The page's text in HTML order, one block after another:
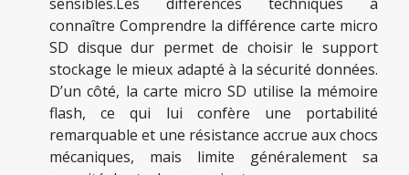
connaître Comprendre la différence carte micro
SD disque dur permet de choisir le support
stockage le mieux adapté à la sécurité données.
D’un côté, la carte micro SD utilise la mémoire
flash, ce qui lui confère une portabilité
remarquable et une résistance accrue aux chocs
mécaniques, mais limite généralement sa